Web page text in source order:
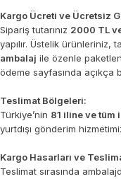
Kargo Ücreti ve Ücretsiz
Sipariş tutarınız 2000 TL
yapılır. Üstelik ürünleriniz,
ambalaj ile özenle
ödeme sayfasında açıkça
Teslimat Bölgeleri:
Türkiye’nin 81 iline ve tüm
yurtdışı gönderim
Kargo Hasarları ve
Teslimat sırasında